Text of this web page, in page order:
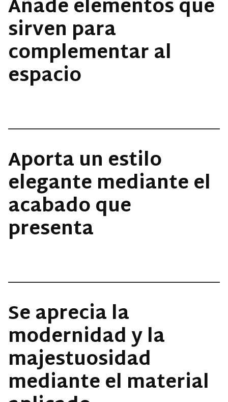
Añade elementos que
sirven para
complementar al
espacio
Aporta un estilo
elegante mediante el
acabado que
presenta
Se aprecia la
modernidad y la
majestuosidad
mediante el material